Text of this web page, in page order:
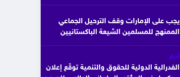
يجب على الإمارات وقف الترحيل الجماعي
الممنهج للمسلمين الشيعة الباكستانيين
أخبار
الفدرالية الدولية للحقوق والتنمية توقّع إعلان